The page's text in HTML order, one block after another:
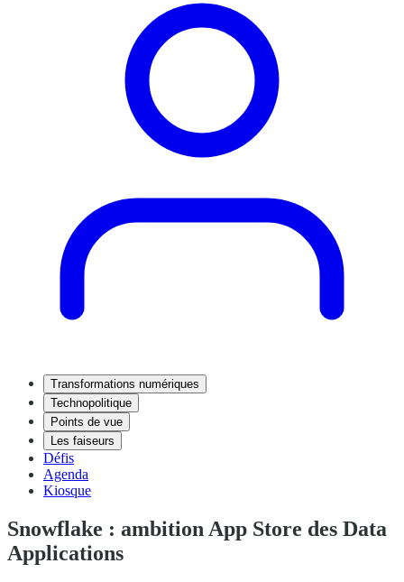
Transformations numériques
Technopolitique
Points de vue
Les faiseurs
Défis
Agenda
Kiosque
Snowflake : ambition App Store des Data
Applications